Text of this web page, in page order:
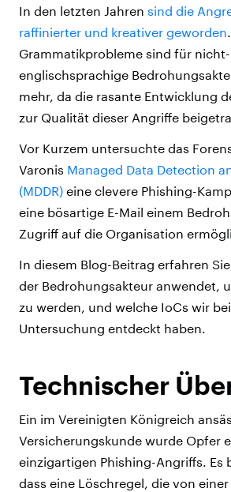
In den letzten Jahren sind die
raffinierter und kreativer geworden
Grammatikprobleme sind für nicht-
englischsprachige
mehr, da die rasante Entwicklung
zur Qualität dieser Angriffe
Vor Kurzem untersuchte das
Varonis Managed Data Detection
(MDDR) eine clevere Phishing-
eine bösartige E-Mail einem
Zugriff auf die Organisation
In diesem Blog-Beitrag erfahren
der Bedrohungsakteur anwendet,
zu werden, und welche IoCs wir
Untersuchung entdeckt haben.
Technischer Ü
Ein im Vereinigten Königreich
Versicherungskunde wurde Opfer
einzigartigen Phishing-Angriffs. Es
dass eine Löschregel, die von einer